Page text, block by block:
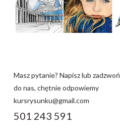
Masz pytanie? Napisz lub zadzwoń
do nas, chętnie odpowiemy
kursrysunku@gmail.com
501 243 591